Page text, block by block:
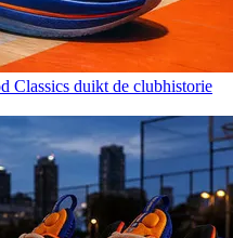
duikt de clubhistorie